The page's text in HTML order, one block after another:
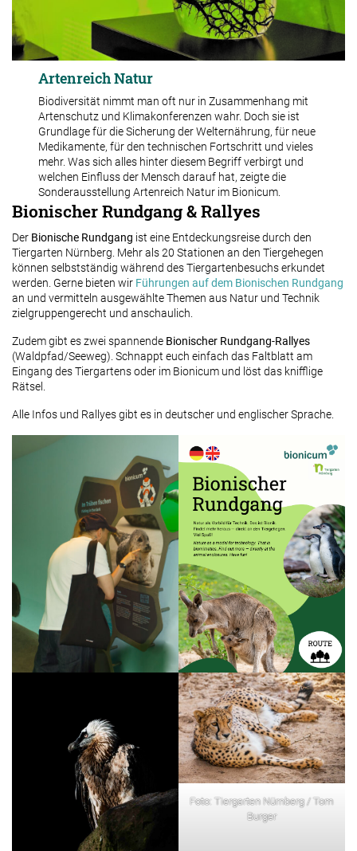
Artenreich Natur
Biodiversität nimmt man oft nur in Zusammenhang mit
Artenschutz und Klimakonferenzen wahr. Doch sie ist
Grundlage für die Sicherung der Welternährung, für neue
Medikamente, für den technischen Fortschritt und vieles
mehr. Was sich alles hinter diesem Begriff verbirgt und
welchen Einfluss der Mensch darauf hat, zeigte die
Sonderausstellung Artenreich Natur im Bionicum.
Bionischer Rundgang & Rallyes
Der Bionische Rundgang ist eine Entdeckungsreise durch den
Tiergarten Nürnberg. Mehr als 20 Stationen an den Tiergehegen
können selbstständig während des Tiergartenbesuchs erkundet
werden. Gerne bieten wir Führungen auf dem Bionischen Rundgang
an und vermitteln ausgewählte Themen aus Natur und Technik
zielgruppengerecht und anschaulich.
Zudem gibt es zwei spannende Bionischer Rundgang-Rallyes
(Waldpfad/Seeweg). Schnappt euch einfach das Faltblatt am
Eingang des Tiergartens oder im Bionicum und löst das knifflige
Rätsel.
Alle Infos und Rallyes gibt es in deutscher und englischer Sprache.
Foto: Tiergarten Nürnberg / Tom
Burger